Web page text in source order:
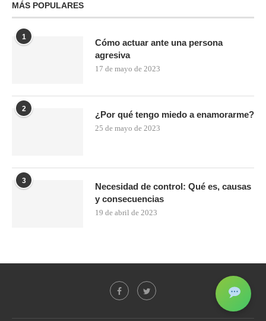
MÁS POPULARES
1
Cómo actuar ante una persona
agresiva
17 de mayo de 2023
2
¿Por qué tengo miedo a enamorarme?
25 de mayo de 2023
3
Necesidad de control: Qué es, causas
y consecuencias
19 de abril de 2023